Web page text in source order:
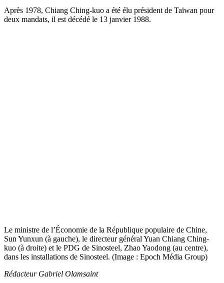
Après 1978, Chiang Ching-kuo a été élu président de Taïwan pour
deux mandats, il est décédé le 13 janvier 1988.
Le ministre de l’Économie de la République populaire de Chine,
Sun Yunxun (à gauche), le directeur général Yuan Chiang Ching-
kuo (à droite) et le PDG de Sinosteel, Zhao Yaodong (au centre),
dans les installations de Sinosteel. (Image : Epoch Média Group)
Rédacteur Gabriel Olamsaint